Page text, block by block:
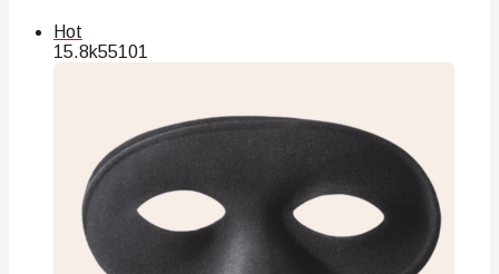
Hot
15.8k55101